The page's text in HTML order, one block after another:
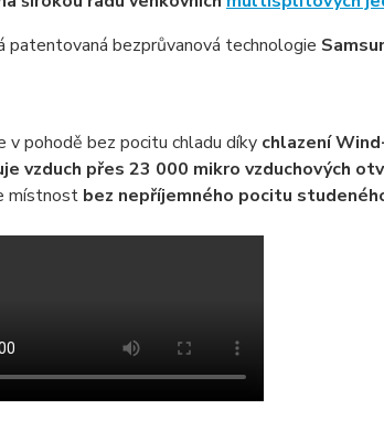
patentovaná bezprůvanová technologie
v pohodě bez pocitu chladu díky chlazení
vzduch přes 23 000 mikro vzduchových
místnost bez nepříjemného pocitu